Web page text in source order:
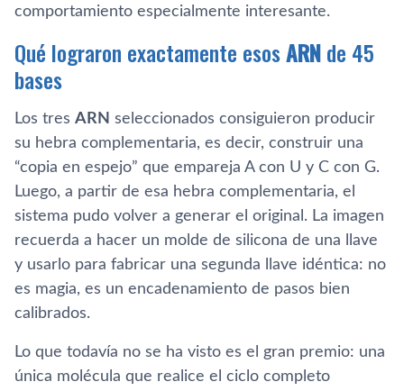
comportamiento especialmente interesante.
Qué lograron exactamente esosARNde 45
bases
Los tres ARN seleccionados consiguieron producir
su hebra complementaria, es decir, construir una
“copia en espejo” que empareja A con U y C con G.
Luego, a partir de esa hebra complementaria, el
sistema pudo volver a generar el original. La imagen
recuerda a hacer un molde de silicona de una llave
y usarlo para fabricar una segunda llave idéntica: no
es magia, es un encadenamiento de pasos bien
calibrados.
Lo que todavía no se ha visto es el gran premio: una
única molécula que realice el ciclo completo